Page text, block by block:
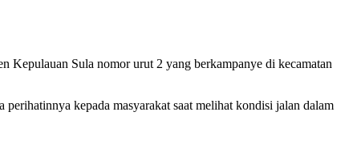
Sula nomor urut 2 yang berkampanye di kecamatan
kepada masyarakat saat melihat kondisi jalan dalam